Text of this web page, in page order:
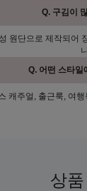
Q. 구김이
원단으로 제작되어
Q. 어떤 스타일
캐주얼, 출근룩, 여
상